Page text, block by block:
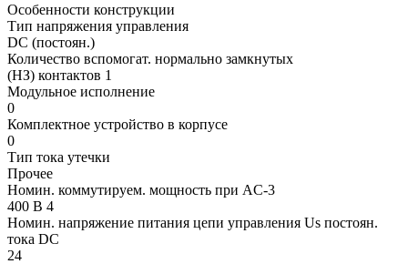
Особенности конструкции
Тип напряжения управления
DC (постоян.)
Количество вспомогат. нормально замкнутых
(НЗ) контактов 1
Модульное исполнение
0
Комплектное устройство в корпусе
0
Тип тока утечки
Прочее
Номин. коммутируем. мощность при AC-3
400 В 4
Номин. напряжение питания цепи управления Us постоян.
тока DC
24